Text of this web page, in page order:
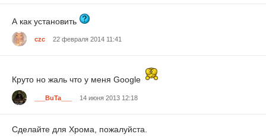
А как установить
czc 22 февраля 2014 11:41
Круто но жаль что у меня Google
___BuTa___ 14 июня 2013 12:18
Сделайте для Хрома, пожалуйста.